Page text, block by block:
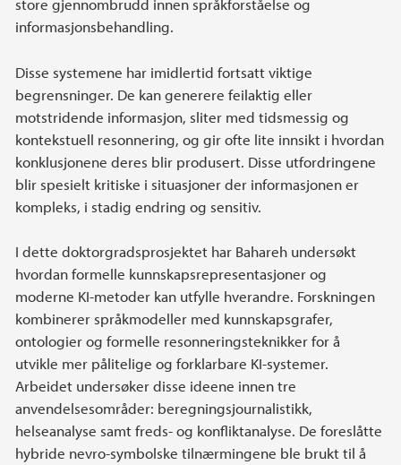
store gjennombrudd innen språkforståelse og
informasjonsbehandling.
Disse systemene har imidlertid fortsatt viktige
begrensninger. De kan generere feilaktig eller
motstridende informasjon, sliter med tidsmessig og
kontekstuell resonnering, og gir ofte lite innsikt i hvordan
konklusjonene deres blir produsert. Disse utfordringene
blir spesielt kritiske i situasjoner der informasjonen er
kompleks, i stadig endring og sensitiv.
I dette doktorgradsprosjektet har Bahareh undersøkt
hvordan formelle kunnskapsrepresentasjoner og
moderne KI-metoder kan utfylle hverandre. Forskningen
kombinerer språkmodeller med kunnskapsgrafer,
ontologier og formelle resonneringsteknikker for å
utvikle mer pålitelige og forklarbare KI-systemer.
Arbeidet undersøker disse ideene innen tre
anvendelsesområder: beregningsjournalistikk,
helseanalyse samt freds- og konfliktanalyse. De foreslåtte
hybride nevro-symbolske tilnærmingene ble brukt til å